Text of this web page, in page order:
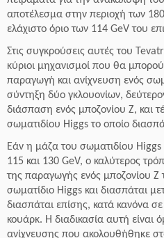
αποτέλεσμα στην περιοχή των
ελάχιστο όριο των 114 GeV του
Στις συγκρούσεις αυτές του
κύριοι μηχανισμοί που θα
παραγωγή και ανίχνευση ενός
σύντηξη δύο γκλουονίων,
διάσπαση ενός μποζονίου Z, και
σωματιδίου Higgs το οποίο
Εάν η μάζα του σωματιδίου Higgs
115 και 130 GeV, ο καλύτερος
της παραγωγής ενός μποζονίου Z
σωματίδιο Higgs και διασπάται
διασπάται επίσης, κατά κανόνα
κουάρκ. H διαδικασία αυτή είναι
ανίχνευσης που ακολουθήθηκε